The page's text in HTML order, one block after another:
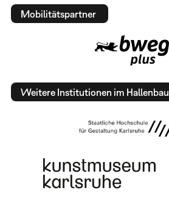
Mobilitätspartner
Weitere Institutionen im Hallenbau